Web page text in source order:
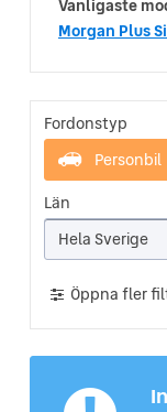
Vanligaste
Morgan Plus
Fordonstyp
Personbil
Län
Hela Sverige
Öppna fler